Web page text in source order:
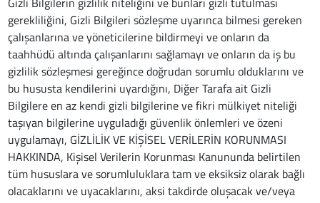
gerekliliğini, Gizli Bilgileri sözleşme uyarınca bilmesi gereken
çalışanlarına ve yöneticilerine bildirmeyi ve onların da
taahhüdü altında çalışanlarını sağlamayı ve onların da iş bu
gizlilik sözleşmesi gereğince doğrudan sorumlu olduklarını ve
bu hususta kendilerini uyardığını, Diğer Tarafa ait Gizli
Bilgilere en az kendi gizli bilgilerine ve fikri mülkiyet niteliği
taşıyan bilgilerine uyguladığı güvenlik önlemleri ve özeni
uygulamayı, GİZLİLİK VE KİŞİSEL VERİLERİN KORUNMASI
HAKKINDA, Kişisel Verilerin Korunması Kanununda belirtilen
tüm hususlara ve sorumluluklara tam ve eksiksiz olarak bağlı
olacaklarını ve uyacaklarını, aksi takdirde oluşacak ve/veya